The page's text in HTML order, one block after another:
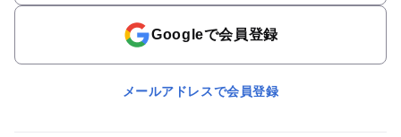
Googleで会員登録
メールアドレスで会員登録